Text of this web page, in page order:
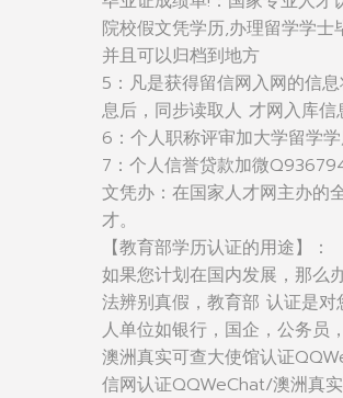
院校假文凭学历,办理留学学
并且可以归档到地方
5：凡是获得留信网入网的信
息后，同步读取人 才网入库信
6：个人职称评审加大学留学学
7：个人信誉贷款加微
文凭办：在国家人才网主办的
才。
【教育部学历认证的用途】：
如果您计划在国内发展，那么
法辨别真假，教育部 认证是
人单位如银行，国企，公务员
澳洲真实可查大使馆认证
信网认证QQWeChat/澳洲真